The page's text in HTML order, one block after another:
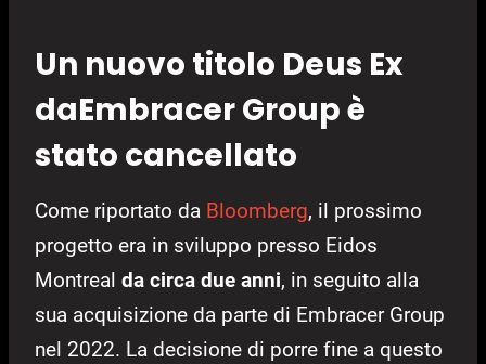
Un nuovo titolo Deus Ex
daEmbracer Group è
stato cancellato
Come riportato da Bloomberg, il prossimo
progetto era in sviluppo presso Eidos
Montreal da circa due anni, in seguito alla
sua acquisizione da parte di Embracer Group
nel 2022. La decisione di porre fine a questo